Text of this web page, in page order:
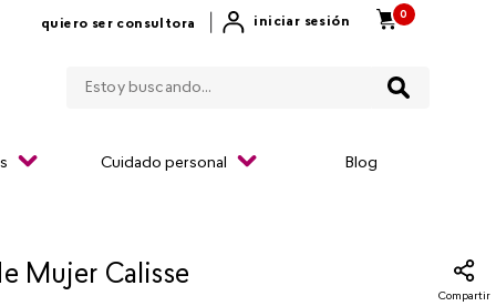
quiero ser consultora iniciar sesión
0
Cuidado personal Blog
Mujer Calisse
Compartir